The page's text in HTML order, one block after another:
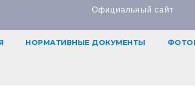
Официальный сайт
НОРМАТИВНЫЕ ДОКУМЕНТЫ